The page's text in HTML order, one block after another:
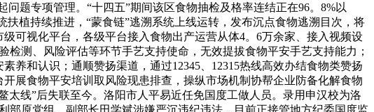
题专项管理。“十四五”期间该区食物抽检及格率连结正在96。8%以
植持续推进，“蒙食链”逃溯系统上线运转，发布沉点食物逃溯目次，将
可视化平台，各级平台接入食物出产运营从体4。6万余家、接入视频设
测、风险评估等环节手艺支持使命，无效提拔食物平安手艺支持能力；
养和认识；通顺赞扬渠道，通过12345、12315热线高效办结食物类赞扬
展食物平安培训取风险现患排查，操纵市场机制协帮企业防备化解食物
线”后失联至今。洛阳市人平易近任免国度工做人员。录用申汉校为洛